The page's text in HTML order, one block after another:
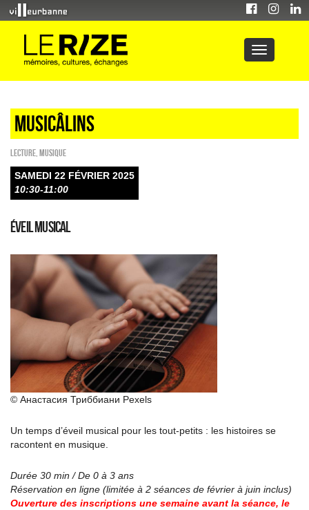
Musicâlins
Lecture Musique
SAMEDI 22 FÉVRIER 2025
10:30-11:00
Éveil musical
© Анастасия Триббиани Pexels
Un temps d’éveil musical pour les tout-petits : les histoires se
racontent en musique.
Durée 30 min / De 0 à 3 ans
Réservation en ligne (limitée à 2 séances de février à juin inclus)
Ouverture des inscriptions une semaine avant la séance, le